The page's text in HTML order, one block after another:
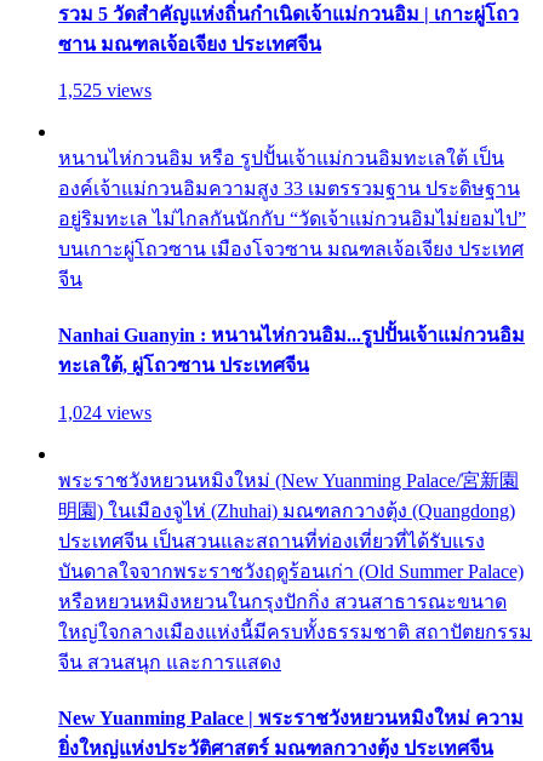
รวม 5 วัดสำคัญแห่งถิ่นกำเนิดเจ้าแม่กวนอิม | เกาะผู่โถว
ซาน มณฑลเจ้อเจียง ประเทศจีน
1,525 views
หนานไห่กวนอิม หรือ รูปปั้นเจ้าแม่กวนอิมทะเลใต้ เป็น
องค์เจ้าแม่กวนอิมความสูง 33 เมตรรวมฐาน ประดิษฐาน
อยู่ริมทะเล ไม่ไกลกันนักกับ “วัดเจ้าแม่กวนอิมไม่ยอมไป”
บนเกาะผู่โถวซาน เมืองโจวซาน มณฑลเจ้อเจียง ประเทศ
จีน
Nanhai Guanyin : หนานไห่กวนอิม...รูปปั้นเจ้าแม่กวนอิม
ทะเลใต้, ผู่โถวซาน ประเทศจีน
1,024 views
พระราชวังหยวนหมิงใหม่ (New Yuanming Palace/宮新園
明園) ในเมืองจูไห่ (Zhuhai) มณฑลกวางตุ้ง (Quangdong)
ประเทศจีน เป็นสวนและสถานที่ท่องเที่ยวที่ได้รับแรง
บันดาลใจจากพระราชวังฤดูร้อนเก่า (Old Summer Palace)
หรือหยวนหมิงหยวนในกรุงปักกิ่ง สวนสาธารณะขนาด
ใหญ่ใจกลางเมืองแห่งนี้มีครบทั้งธรรมชาติ สถาปัตยกรรม
จีน สวนสนุก และการแสดง
New Yuanming Palace | พระราชวังหยวนหมิงใหม่ ความ
ยิ่งใหญ่แห่งประวัติศาสตร์ มณฑลกวางตุ้ง ประเทศจีน